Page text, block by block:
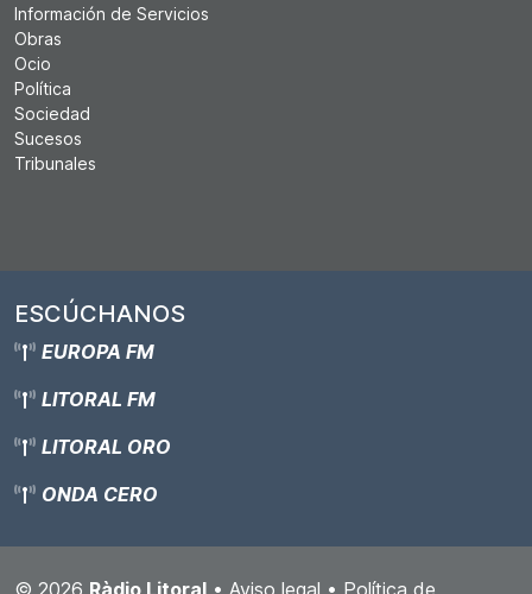
Información de Servicios
Obras
Ocio
Política
Sociedad
Sucesos
Tribunales
ESCÚCHANOS
EUROPA FM
LITORAL FM
LITORAL ORO
ONDA CERO
© 2026 Ràdio Litoral • Aviso legal • Política de